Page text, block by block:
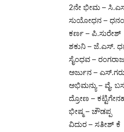
2ನೇ ಭೀಮ –
ಸುಯೋಧನ –
ಕರ್ಣ – ಪಿ.ಸುರೇಶ್
ಶಕುನಿ – ಜೆ.ಎಸ್.
ಸೈಂಧವ –
ಅರ್ಜುನ –
ಅಭಿಮನ್ಯು – ವೈ.
ದ್ರೋಣ –
ಭೀಷ್ಮ – ಚೌಡಪ್ಪ
ವಿದುರ – ಸತೀಶ್ ಕೆ